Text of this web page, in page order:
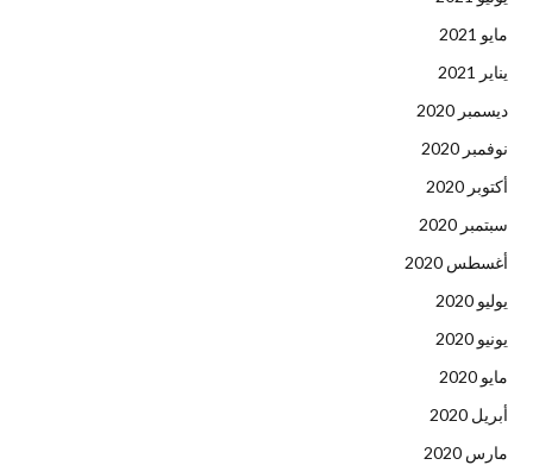
مايو 2021
يناير 2021
ديسمبر 2020
نوفمبر 2020
أكتوبر 2020
سبتمبر 2020
أغسطس 2020
يوليو 2020
يونيو 2020
مايو 2020
أبريل 2020
مارس 2020